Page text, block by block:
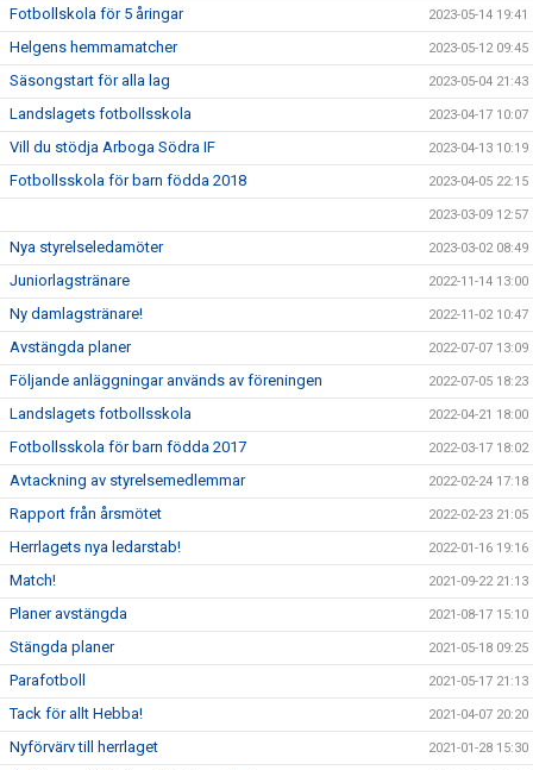
Fotbollskola för 5 åringar 2023-05-14 19:41
Helgens hemmamatcher 2023-05-12 09:45
Säsongstart för alla lag 2023-05-04 21:43
Landslagets fotbollsskola 2023-04-17 10:07
Vill du stödja Arboga Södra IF 2023-04-13 10:19
Fotbollsskola för barn födda 2018 2023-04-05 22:15
2023-03-09 12:57
Nya styrelseledamöter 2023-03-02 08:49
Juniorlagstränare 2022-11-14 13:00
Ny damlagstränare! 2022-11-02 10:47
Avstängda planer 2022-07-07 13:09
Följande anläggningar används av föreningen 2022-07-05 18:23
Landslagets fotbollsskola 2022-04-21 18:00
Fotbollsskola för barn födda 2017 2022-03-17 18:02
Avtackning av styrelsemedlemmar 2022-02-24 17:18
Rapport från årsmötet 2022-02-23 21:05
Herrlagets nya ledarstab! 2022-01-16 19:16
Match! 2021-09-22 21:13
Planer avstängda 2021-08-17 15:10
Stängda planer 2021-05-18 09:25
Parafotboll 2021-05-17 21:13
Tack för allt Hebba! 2021-04-07 20:20
Nyförvärv till herrlaget 2021-01-28 15:30